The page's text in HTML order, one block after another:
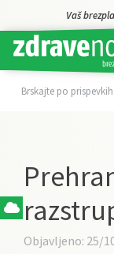
brezplačni vodič za
Objavljeno: 25/